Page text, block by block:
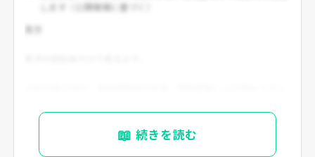
します（公開情報に基づく）
見方
📖 続きを読む